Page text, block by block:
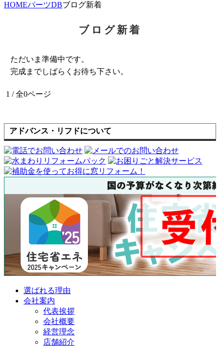
HOMEパーツDBブログ新着
ブログ新着
ただいま準備中です。
完成までしばらくお待ち下さい。
1 / 全0ページ
アドバンス・リフドについて
選ばれる理由
会社案内
代表挨拶
会社概要
経営理念
店舗紹介